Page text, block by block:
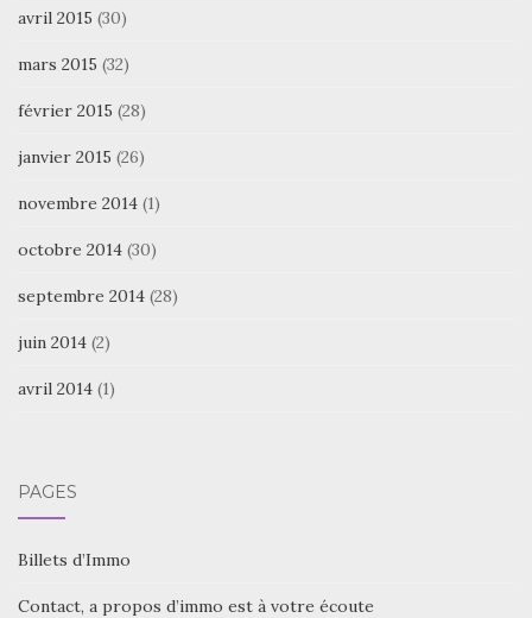
avril 2015 (30)
mars 2015 (32)
février 2015 (28)
janvier 2015 (26)
novembre 2014 (1)
octobre 2014 (30)
septembre 2014 (28)
juin 2014 (2)
avril 2014 (1)
PAGES
Billets d’Immo
Contact, a propos d’immo est à votre écoute